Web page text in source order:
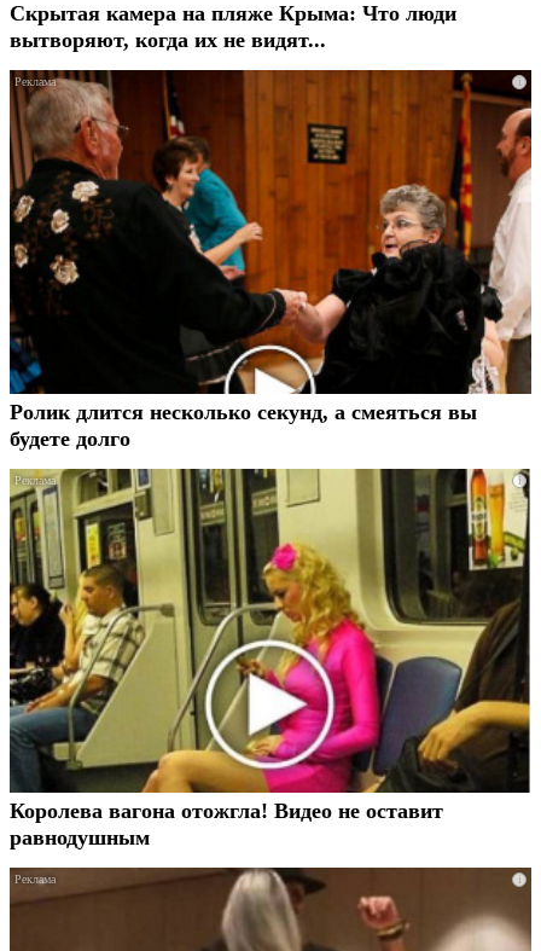
Скрытая камера на пляже Крыма: Что люди
вытворяют, когда их не видят...
i
Ролик длится несколько секунд, а смеяться вы
будете долго
i
Королева вагона отожгла! Видео не оставит
равнодушным
i